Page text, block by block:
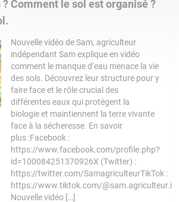
Comment le sol est organisé ?
Nouvelle vidéo de Sam, agriculteur
indépendant Sam explique en vidéo
comment le manque d’eau menace la vie
des sols. Découvrez leur structure pour y
faire face et le rôle crucial des
différentes eaux qui protègent la
biologie et maintiennent la terre vivante
face à la sécheresse. En savoir
plus :Facebook :
https://www.facebook.com/profile.php?
id=100084251370926X (Twitter) :
https://twitter.com/SamagriculteurTikTok :
https://www.tiktok.com/@sam.agriculteur.i
Nouvelle vidéo […]